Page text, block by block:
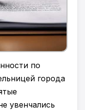
по
города
увенчались